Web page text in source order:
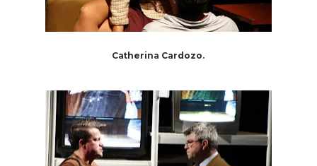
Catherina Cardozo.